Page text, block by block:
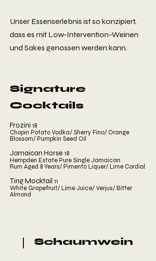
Unser Essenserlebnis ist so konzipiert,
dass es mit Low-Intervention-Weinen
und Sakes genossen werden kann.
Signature
Cocktails
Frozini 18
Chopin Potato Vodka/ Sherry Fino/ Orange
Blossom/ Pumpkin Seed Oil
Jamaican Horse 18
Hempden Estate Pure Single Jamaican
Rum Aged 8 Years/ Pimento Liquer/ Lime Cordial
Ting Mocktail 11
White Grapefruit/ Lime Juice/ Verjus/ Bitter
Almond
Schaumwein